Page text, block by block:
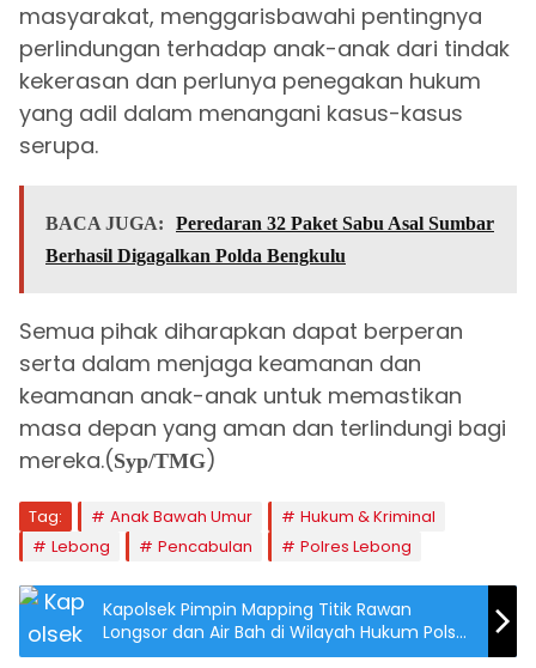
masyarakat, menggarisbawahi pentingnya
perlindungan terhadap anak-anak dari tindak
kekerasan dan perlunya penegakan hukum
yang adil dalam menangani kasus-kasus
serupa.
BACA JUGA:
Peredaran 32 Paket Sabu Asal Sumbar
Berhasil Digagalkan Polda Bengkulu
Semua pihak diharapkan dapat berperan
serta dalam menjaga keamanan dan
keamanan anak-anak untuk memastikan
masa depan yang aman dan terlindungi bagi
mereka.(Syp/TMG)
Tag: Anak Bawah Umur
Hukum & Kriminal
Lebong
Pencabulan Polres Lebong
Kapolsek Pimpin Mapping Titik Rawan
Longsor dan Air Bah di Wilayah Hukum Polsek
Lebong Selatan